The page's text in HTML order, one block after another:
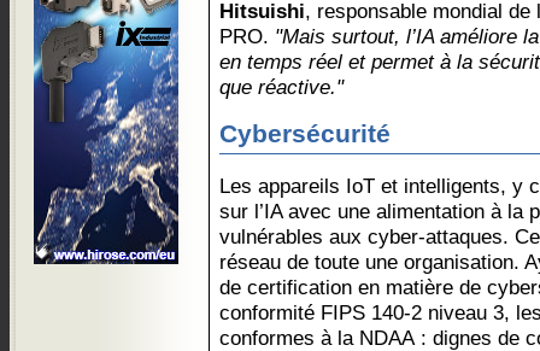
Hitsuishi, responsable mondial
PRO. "Mais surtout, l’IA améliore
en temps réel et permet à la
que réactive."
Cybersécurité
Les appareils IoT et intelligents, y
sur l’IA avec une alimentation à la
vulnérables aux cyber-attaques.
réseau de toute une organisation.
de certification en matière de
conformité FIPS 140-2 niveau 3,
conformes à la NDAA : dignes de